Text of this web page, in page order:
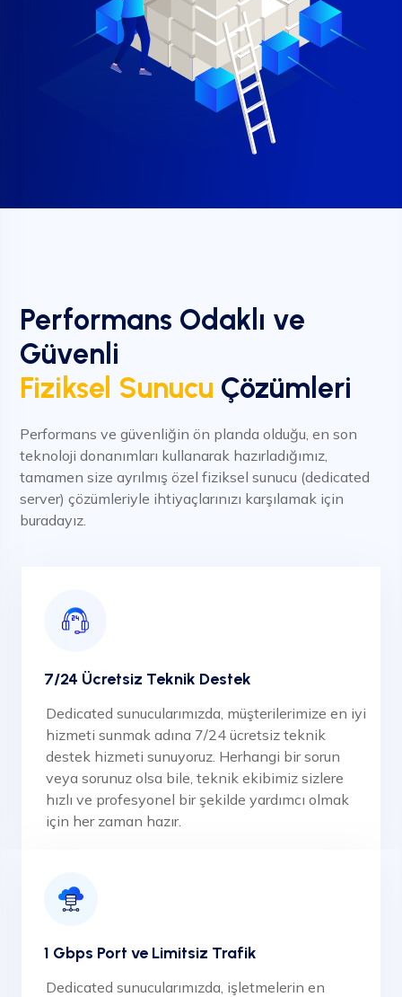
Performans Odaklı ve
Güvenli
Fiziksel Sunucu Çözümleri
Performans ve güvenliğin ön planda olduğu, en son
teknoloji donanımları kullanarak hazırladığımız,
tamamen size ayrılmış özel fiziksel sunucu (dedicated
server) çözümleriyle ihtiyaçlarınızı karşılamak için
buradayız.
7/24 Ücretsiz Teknik Destek
Dedicated sunucularımızda, müşterilerimize en iyi
hizmeti sunmak adına 7/24 ücretsiz teknik
destek hizmeti sunuyoruz. Herhangi bir sorun
veya sorunuz olsa bile, teknik ekibimiz sizlere
hızlı ve profesyonel bir şekilde yardımcı olmak
için her zaman hazır.
1 Gbps Port ve Limitsiz Trafik
Dedicated sunucularımızda, işletmelerin en